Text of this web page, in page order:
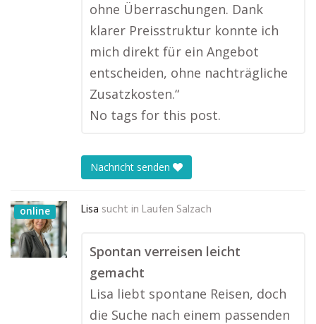
ohne Überraschungen. Dank
klarer Preisstruktur konnte ich
mich direkt für ein Angebot
entscheiden, ohne nachträgliche
Zusatzkosten.“
No tags for this post.
Nachricht senden
online Lisa sucht in Laufen Salzach
Spontan verreisen leicht
gemacht
Lisa liebt spontane Reisen, doch
die Suche nach einem passenden